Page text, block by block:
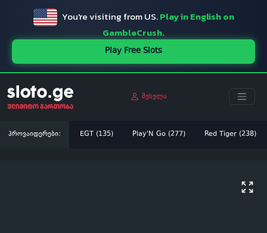
You're visiting from US.Play in English on
GambleCrush.
Play Free Slots
შესვლა
პროვაიდერები: EGT (135) Play'N Go (277) Red Tiger (238)